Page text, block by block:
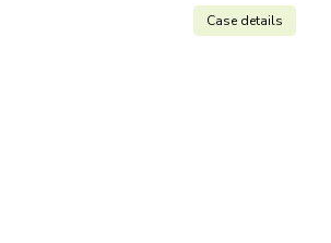
Case details